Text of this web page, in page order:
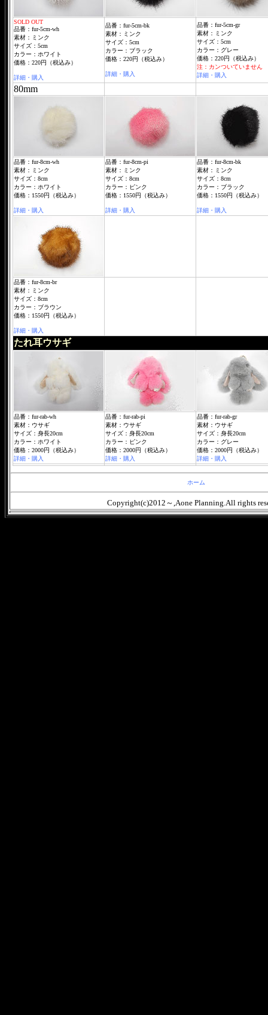
SOLD OUT
品番：fur-5cm-wh
素材：ミンク
サイズ：5cm
カラー：ホワイト
価格：220円（税込み）
詳細・購入
品番：fur-5cm-bk
素材：ミンク
サイズ：5cm
カラー：ブラック
価格：220円（税込み）
詳細・購入
品番：fur-5cm-gr
素材：ミンク
サイズ：5cm
カラー：グレー
価格：220円（税込み）
注：カンついていません
詳細・購入
80mm
品番：fur-8cm-wh
素材：ミンク
サイズ：8cm
カラー：ホワイト
価格：1550円（税込み）
詳細・購入
品番：fur-8cm-pi
素材：ミンク
サイズ：8cm
カラー：ピンク
価格：1550円（税込み）
詳細・購入
品番：fur-8cm-bk
素材：ミンク
サイズ：8cm
カラー：ブラック
価格：1550円（税込み）
詳細・購入
品番：fur-8cm-br
素材：ミンク
サイズ：8cm
カラー：ブラウン
価格：1550円（税込み）
詳細・購入
たれ耳ウサギ
品番：fur-rab-wh
素材：ウサギ
サイズ：身長20cm
カラー：ホワイト
価格：2000円（税込み）
詳細・購入
品番：fur-rab-pi
素材：ウサギ
サイズ：身長20cm
カラー：ピンク
価格：2000円（税込み）
詳細・購入
品番：fur-rab-gr
素材：ウサギ
サイズ：身長20cm
カラー：グレー
価格：2000円（税込み）
詳細・購入
ホーム
Copyright(c)2012～,Aone Planning.All rights